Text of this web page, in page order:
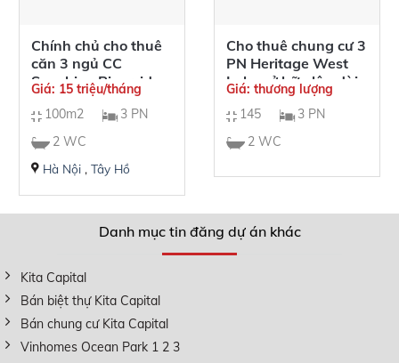
Chính chủ cho thuê
căn 3 ngủ CC
Sunshine Riverside
Giá: 15 triệu/tháng
100m2
3 PN
2 WC
Hà Nội ,Tây Hồ
Cho thuê chung cư 3
PN Heritage West
Lake sở hữu lâu dài,
giá tốt
Giá: thương lượng
145
3 PN
2 WC
Danh mục tin đăng dự án khác
Kita Capital
Bán biệt thự Kita Capital
Bán chung cư Kita Capital
Vinhomes Ocean Park 1 2 3